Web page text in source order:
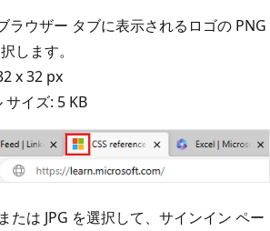
ラウザー タブに表示されるロゴの PNG
します。
x 32 px
サイズ: 5 KB
たは JPG を選択して、サインイン ペー